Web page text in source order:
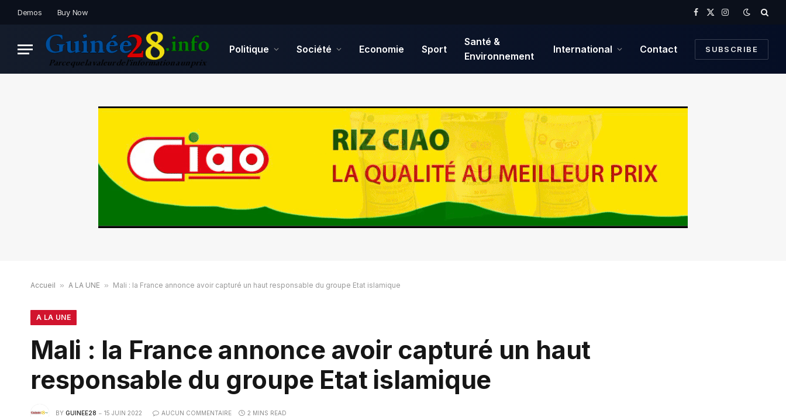
Demos Buy Now
Facebook
X
Instagram
Politique Société Economie Sport
Santé &
Environnement
International Contact SUBSCRIBE
Accueil » A LA UNE » Mali : la France annonce avoir capturé un haut responsable du groupe Etat islamique
A LA UNE
Mali : la France annonce avoir capturé un haut
responsable du groupe Etat islamique
BY GUINEE28 15 JUIN 2022 AUCUN COMMENTAIRE 2 MINS READ